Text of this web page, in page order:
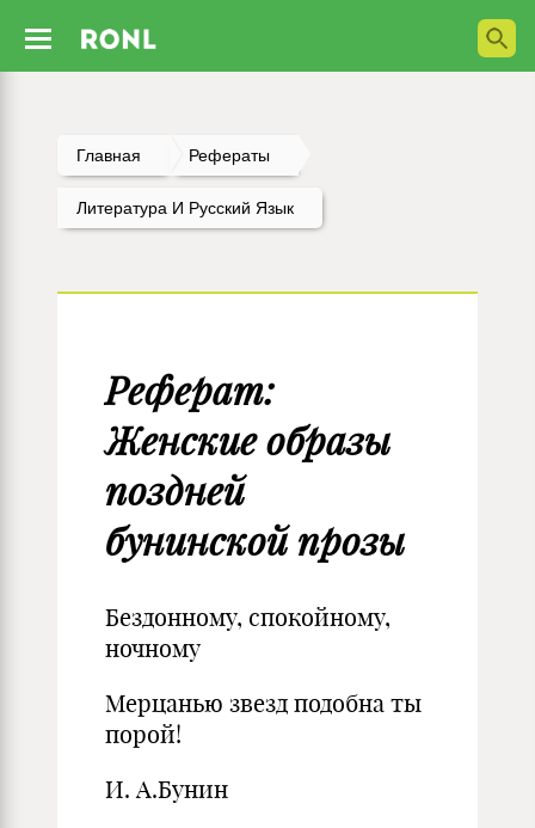
Главная Рефераты
Литература И Русский Язык
Реферат:
Женские образы
поздней
бунинской прозы
Бездонному, спокойному,
ночному
Мерцанью звезд подобна ты
порой!
И. А.Бунин